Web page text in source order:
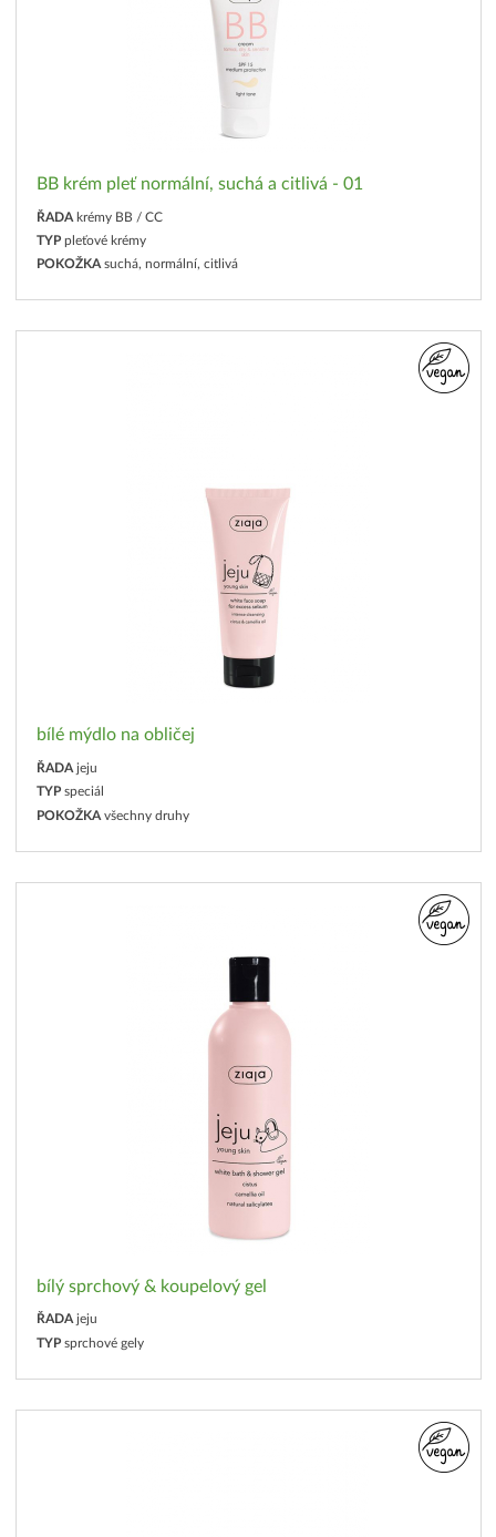
BB krém pleť normální, suchá a citlivá - 01
ŘADA krémy BB / CC
TYP pleťové krémy
POKOŽKA suchá, normální, citlivá
bílé mýdlo na obličej
ŘADA jeju
TYP speciál
POKOŽKA všechny druhy
bílý sprchový & koupelový gel
ŘADA jeju
TYP sprchové gely